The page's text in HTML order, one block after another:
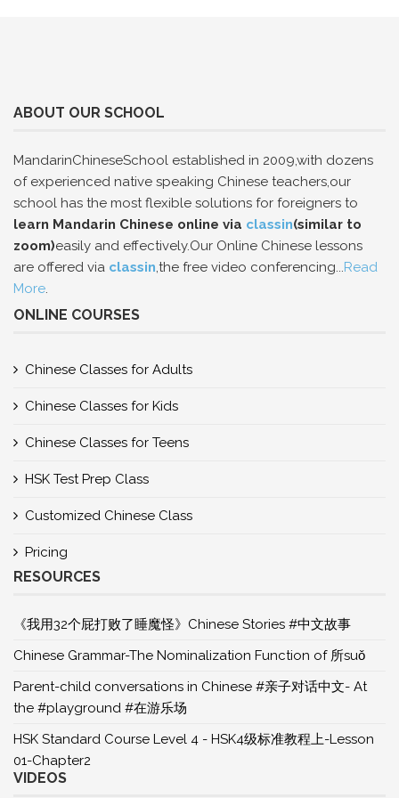
ABOUT OUR SCHOOL
MandarinChineseSchool established in 2009,with dozens
of experienced native speaking Chinese teachers,our
school has the most flexible solutions for foreigners to
learn Mandarin Chinese online via classin(similar to
zoom)easily and effectively.Our Online Chinese lessons
are offered via classin,the free video conferencing...Read
More.
ONLINE COURSES
Chinese Classes for Adults
Chinese Classes for Kids
Chinese Classes for Teens
HSK Test Prep Class
Customized Chinese Class
Pricing
RESOURCES
《我用32个屁打败了睡魔怪》Chinese Stories #中文故事
Chinese Grammar-The Nominalization Function of 所suǒ
Parent-child conversations in Chinese #亲子对话中文- At
the #playground #在游乐场
HSK Standard Course Level 4 - HSK4级标准教程上-Lesson
01-Chapter2
VIDEOS